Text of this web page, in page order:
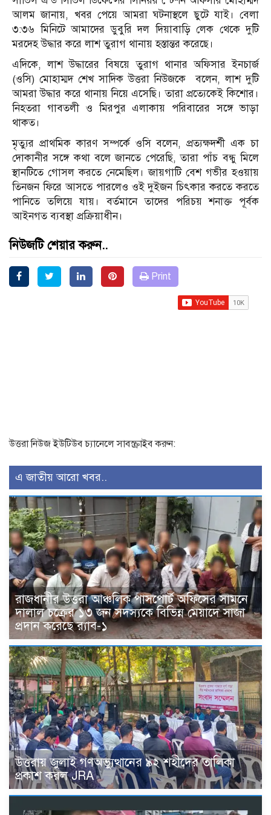
আলম জানায়, খবর পেয়ে আমরা ঘটনাস্থলে ছুটে যাই। বেলা
৩:৩৬ মিনিটে আমাদের ডুবুরি দল দিয়াবাড়ি লেক থেকে দুটি
মরদেহ উদ্ধার করে লাশ তুরাগ থানায় হস্তান্তর করেছে।
এদিকে, লাশ উদ্ধারের বিষয়ে তুরাগ থানার অফিসার ইনচার্জ
(ওসি) মোহাম্মদ শেখ সাদিক উত্তরা নিউজকে বলেন, লাশ দুটি
আমরা উদ্ধার করে থানায় নিয়ে এসেছি। তারা প্রত্যেকেই কিশোর।
নিহতরা গাবতলী ও মিরপুর এলাকায় পরিবারের সঙ্গে ভাড়া
থাকত।
মৃত্যুর প্রাথমিক কারণ সম্পর্কে ওসি বলেন, প্রত্যক্ষদর্শী এক চা
দোকানীর সঙ্গে কথা বলে জানতে পেরেছি, তারা পাঁচ বন্ধু মিলে
স্থানটিতে গোসল করতে নেমেছিল। জায়গাটি বেশ গভীর হওয়ায়
তিনজন ফিরে আসতে পারলেও ওই দুইজন চিৎকার করতে করতে
পানিতে তলিয়ে যায়। বর্তমানে তাদের পরিচয় শনাক্ত পূর্বক
আইনগত ব্যবস্থা প্রক্রিয়াধীন।
নিউজটি শেয়ার করুন..
Print
উত্তরা নিউজ ইউটিউব চ্যানেলে সাবস্ক্রাইব করুন:
এ জাতীয় আরো খবর..
রাজধানীর উত্তরা আঞ্চলিক পাসপোর্ট অফিসের সামনে
দালাল চক্রের ১৩ জন সদস্যকে বিভিন্ন মেয়াদে সাজা
প্রদান করেছে র‌্যাব-১
উত্তরায় জুলাই গণঅভ্যুত্থানের ৯২ শহীদের তালিকা
প্রকাশ করল JRA